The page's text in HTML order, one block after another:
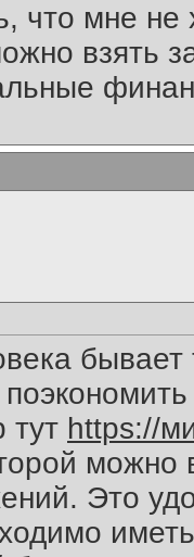
что мне не
взять
тут https://
Это